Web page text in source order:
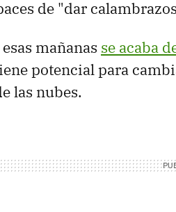
de "dar
mañanas se acaba
potencial para
las nubes.